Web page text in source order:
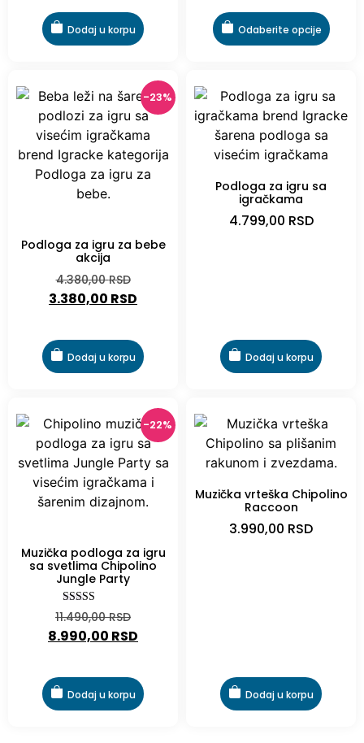
Dodaj u korpu Odaberite opcije
-23%
Podloga za igru za bebe
akcija
4.380,00RSD
3.380,00 RSD
Dodaj u korpu
Podloga za igru sa
igračkama
4.799,00 RSD
Dodaj u korpu
-22%
Muzička podloga za igru
sa svetlima Chipolino
Jungle Party
Ocenjeno
sa
4.00
od 5
11.490,00RSD
8.990,00 RSD
Dodaj u korpu
Muzička vrteška Chipolino
Raccoon
3.990,00 RSD
Dodaj u korpu